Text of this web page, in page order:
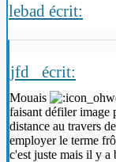
lebad écrit:
jfd_ écrit:
Mouais
faisant défiler image
distance au travers
employer le terme
c'est juste mais il y a